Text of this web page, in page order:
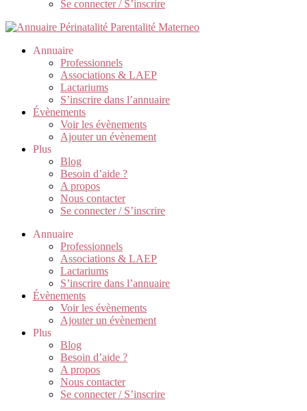
Se connecter / S’inscrire
Annuaire
Professionnels
Associations & LAEP
Lactariums
S’inscrire dans l’annuaire
Évènements
Voir les évènements
Ajouter un évènement
Plus
Blog
Besoin d’aide ?
A propos
Nous contacter
Se connecter / S’inscrire
Annuaire
Professionnels
Associations & LAEP
Lactariums
S’inscrire dans l’annuaire
Évènements
Voir les évènements
Ajouter un évènement
Plus
Blog
Besoin d’aide ?
A propos
Nous contacter
Se connecter / S’inscrire